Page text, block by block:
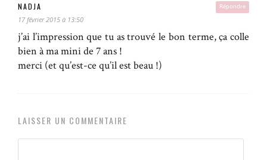
Répondre
NADJA
17 février 2015 à 13:50
j’ai l’impression que tu as trouvé le bon terme, ça colle
bien à ma mini de 7 ans !
merci (et qu’est-ce qu’il est beau !)
LAISSER UN COMMENTAIRE